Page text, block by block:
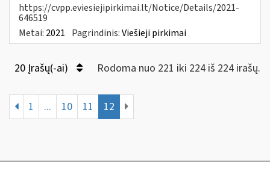
https://cvpp.eviesiejipirkimai.lt/Notice/Details/2021-
646519
Metai: 2021 Pagrindinis:Viešieji pirkimai
20 Įrašų(-ai) Rodoma nuo 221 iki 224 iš 224 irašų.
1 ... 10 11 12